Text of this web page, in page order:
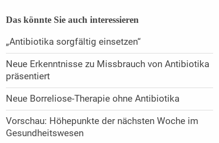
Das könnte Sie auch interessieren
„Antibiotika sorgfältig einsetzen“
Neue Erkenntnisse zu Missbrauch von Antibiotika
präsentiert
Neue Borreliose-Therapie ohne Antibiotika
Vorschau: Höhepunkte der nächsten Woche im
Gesundheitswesen